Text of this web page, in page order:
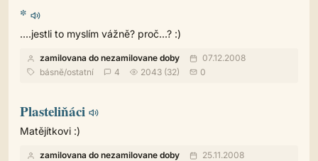
*
....jestli to myslím vážně? proč...? :)
zamilovana do nezamilovane doby
07.12.2008
básně/ostatní 4 2043 (32) 0
Plasteliňáci
Matějítkovi :)
zamilovana do nezamilovane doby
25.11.2008